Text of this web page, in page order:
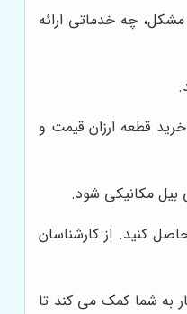
چه خدماتی ارائه
قطعه ارزان قیمت و
بیل مکانیکی شود.
کنید. از کارشناسان
به شما کمک می کند تا